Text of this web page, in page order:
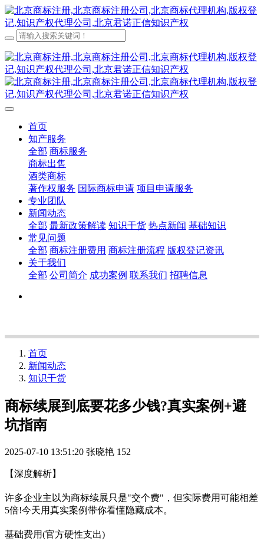
首页
知产服务
全部 商标服务
商标出售
酒类商标
著作权服务 国际商标申请 项目申请服务
专业团队
新闻动态
全部 最新政策解读 知识干货 热点新闻 基础知识
常见问题
全部 商标注册费用 商标注册流程 版权登记资讯
关于我们
全部 公司简介 成功案例 联系我们 招聘信息
首页
新闻动态
知识干货
商标续展到底要花多少钱?真实案例+避
坑指南
2025-07-10 13:51:20 张晓艳 152
【深度解析】
许多企业主以为商标续展只是"交个费"，但实际费用可能相差
5倍!今天用真实案例带你看懂隐藏成本。
基础费用(官方硬性支出)